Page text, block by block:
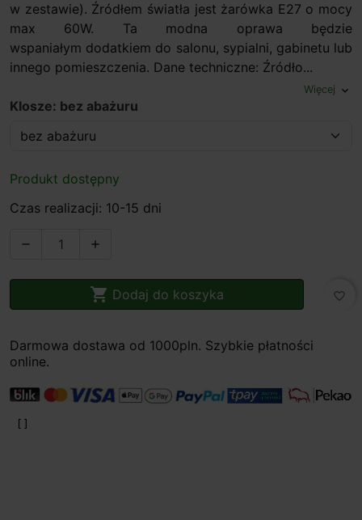
w zestawie). Źródłem światła jest żarówka E27 o mocy
max 60W. Ta modna oprawa będzie
wspaniałym dodatkiem do salonu, sypialni, gabinetu lub
innego pomieszczenia. Dane techniczne: Źródło...
Więcej expand_more
Klosze: bez abażuru
Produkt dostępny
Czas realizacji: 10-15 dni
 
 Dodaj do koszyka favorite_border
Darmowa dostawa od 1000pln. Szybkie płatności
online.